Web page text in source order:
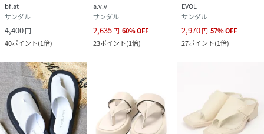
bflat
サンダル
4,400円
40ポイント(1倍)
a.v.v
サンダル
2,635円 60%OFF
23ポイント(1倍)
EVOL
サンダル
2,970円 57%OFF
27ポイント(1倍)